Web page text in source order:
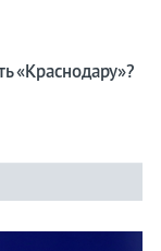
«Краснодару»?